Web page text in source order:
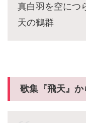
真白羽を空につ
天の鶴群
歌集『飛天』か